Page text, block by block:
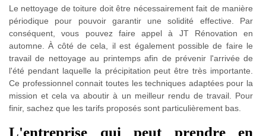
Le nettoyage de toiture doit être nécessairement fait de manière
périodique pour pouvoir garantir une solidité effective. Par
conséquent, vous pouvez faire appel à JT Rénovation en
automne. À côté de cela, il est également possible de faire le
travail de nettoyage au printemps afin de prévenir l'arrivée de
l'été pendant laquelle la précipitation peut être très importante.
Ce professionnel connait toutes les techniques adaptées pour la
mission et cela va aboutir à un meilleur rendu de travail. Pour
finir, sachez que les tarifs proposés sont particulièrement bas.
L'entreprise qui peut prendre en